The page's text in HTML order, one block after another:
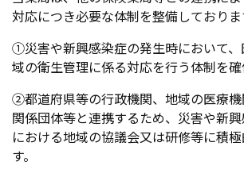
対応につき必要な体制を整備しておりま
①災害や新興感染症の発生時において
域の衛生管理に係る対応を行う体制を確
②都道府県等の行政機関、地域の医療
関係団体等と連携するため、災害や新
における地域の協議会又は研修等に積
す。